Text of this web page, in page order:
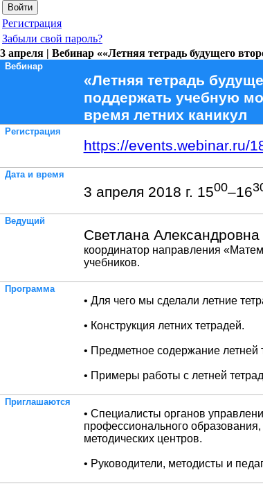
Регистрация
Забыли свой пароль?
3 апреля | Вебинар ««Летняя тетрадь будущего
Вебинар
«Летняя тетрадь
поддержать учебную
время летних каникул
Регистрация
https://events.webinar.ru/
Дата и время
3 апреля 2018 г. 1500–16
Ведущий
Светлана Александровна
координатор направления
учебников.
Программа
• Для чего мы сделали летние
• Конструкция летних тетрадей.
• Предметное содержание летней
• Примеры работы с летней
Приглашаются
• Специалисты органов
профессионального
методических центров.
• Руководители, методисты и